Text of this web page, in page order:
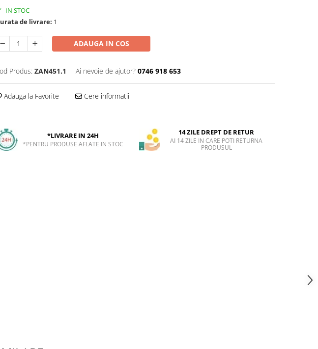
IN STOC
de livrare: 1
ADAUGA IN COS
Produs: ZAN451.1 Ai nevoie de ajutor? 0746 918 653
Adauga la Favorite Cere informatii
*LIVRARE IN 24H
*PENTRU PRODUSE AFLATE IN STOC
14 ZILE DREPT DE RETUR
AI 14 ZILE IN CARE POTI RETURNA
PRODUSUL